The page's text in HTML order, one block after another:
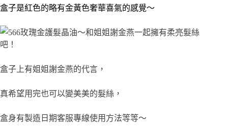
盒子是紅色的略有金黃色奢華喜氣的感覺～
盒子上有姐姐謝金燕的代言，
真希望用完也可以變美美的髮絲，
盒身有製造日期客服專線使用方法等等～